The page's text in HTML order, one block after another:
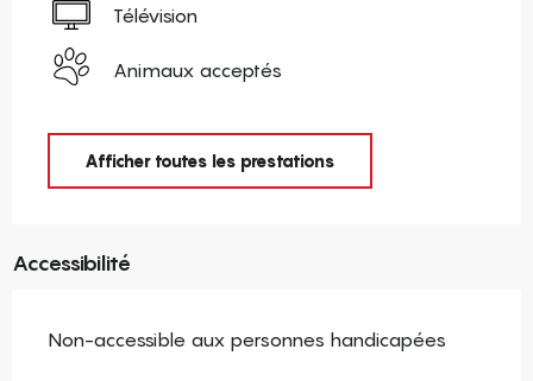
Télévision
Animaux acceptés
Afficher toutes les prestations
Accessibilité
Non-accessible aux personnes handicapées